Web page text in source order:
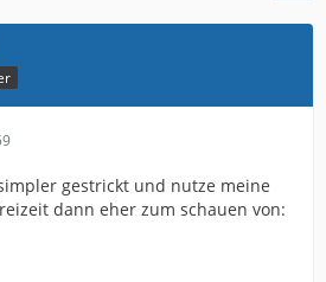
gestrickt und nutze meine
dann eher zum schauen von: